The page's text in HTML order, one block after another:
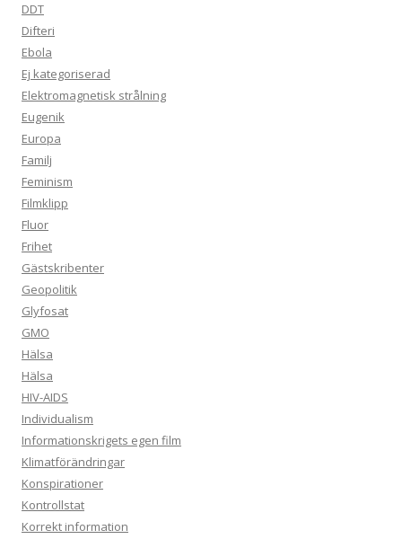
DDT
Difteri
Ebola
Ej kategoriserad
Elektromagnetisk strålning
Eugenik
Europa
Familj
Feminism
Filmklipp
Fluor
Frihet
Gästskribenter
Geopolitik
Glyfosat
GMO
Hälsa
Hälsa
HIV-AIDS
Individualism
Informationskrigets egen film
Klimatförändringar
Konspirationer
Kontrollstat
Korrekt information